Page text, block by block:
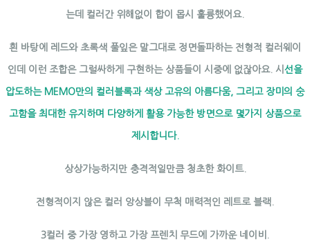
는데 컬러간 위해없이 합이 몹시 훌륭했어요.
흰 바탕에 레드와 초록색 풀잎은 말그대로 정면돌파하는 전형적 컬러웨이
인데 이런 조합은 그럴싸하게 구현하는 상품들이 시중에 없잖아요. 시 선을
압도하는 MEMO만의 컬러블록과 색상 고유의 아름다움, 그리고 장미의 숭
고함을 최대한 유지하며 다양하게 활용 가능한 방면으로 몇가지 상품으로
제시합니다.
상상가능하지만 충격적일만큼 청초한 화이트.
전형적이지 않은 컬러 앙상블이 무척 매력적인 레트로 블랙.
3컬러 중 가장 영하고 가장 프렌치 무드에 가까운 네이비.